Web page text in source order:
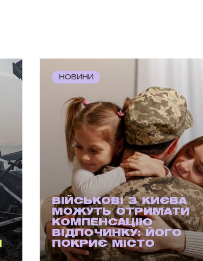
НОВИНИ
ВІЙСЬКОВІ З КИЄВА
МОЖУТЬ ОТРИМАТИ
КОМПЕНСАЦІЮ
ВІДПОЧИНКУ: ЙОГО
ПОКРИЄ МІСТО